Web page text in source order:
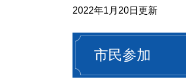
2022年1月20日更新
市民参加